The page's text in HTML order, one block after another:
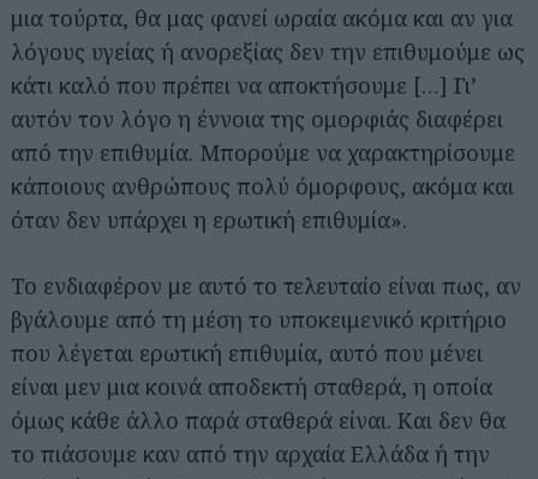
μια τούρτα, θα μας φανεί ωραία ακόμα και αν για
λόγους υγείας ή ανορεξίας δεν την επιθυμούμε ως
κάτι καλό που πρέπει να αποκτήσουμε […] Γι’
αυτόν τον λόγο η έννοια της ομορφιάς διαφέρει
από την επιθυμία. Μπορούμε να χαρακτηρίσουμε
κάποιους ανθρώπους πολύ όμορφους, ακόμα και
όταν δεν υπάρχει η ερωτική επιθυμία».
Το ενδιαφέρον με αυτό το τελευταίο είναι πως, αν
βγάλουμε από τη μέση το υποκειμενικό κριτήριο
που λέγεται ερωτική επιθυμία, αυτό που μένει
είναι μεν μια κοινά αποδεκτή σταθερά, η οποία
όμως κάθε άλλο παρά σταθερά είναι. Και δεν θα
το πιάσουμε καν από την αρχαία Ελλάδα ή την